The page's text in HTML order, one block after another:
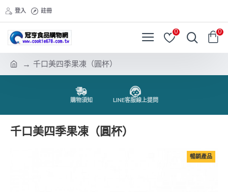
登入 註冊
0 0
千口美四季果凍（圓杯）
購物須知 LINE客服線上提問
千口美四季果凍（圓杯）
暢銷產品